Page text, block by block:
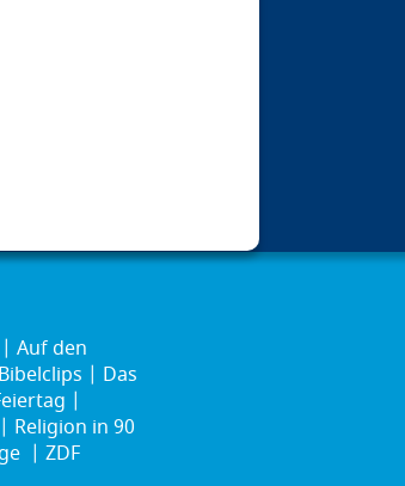
Auf den
Bibelclips
Das
Religion in 90
ZDF